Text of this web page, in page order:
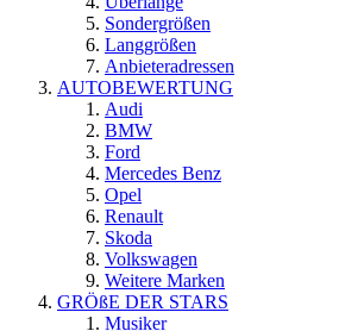
Sondergrößen
Langgrößen
Anbieteradressen
AUTOBEWERTUNG
Audi
BMW
Ford
Mercedes Benz
Opel
Renault
Skoda
Volkswagen
Weitere Marken
GRÖßE DER STARS
Musiker